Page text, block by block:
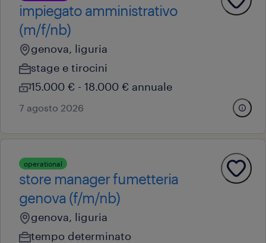
impiegato amministrativo
(m/f/nb)
genova, liguria
stage e tirocini
15.000 € - 18.000 € annuale
7 agosto 2026
operational
store manager fumetteria
genova (f/m/nb)
genova, liguria
tempo determinato